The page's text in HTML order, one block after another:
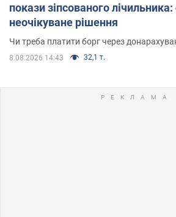
покази зіпсованого
неочікуване рішення
Чи треба платити борг через
8.08.2026 14:43 32,1 т.